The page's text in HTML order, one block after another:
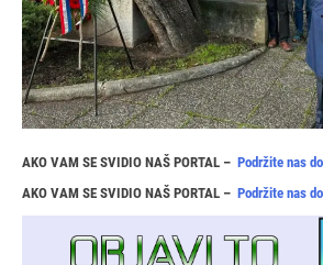
AKO VAM SE SVIDIO NAŠ PORTAL – Podržite nas
AKO VAM SE SVIDIO NAŠ PORTAL – Podržite nas